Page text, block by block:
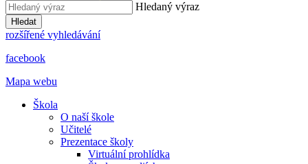
Hledaný výraz
Hledat
rozšířené vyhledávání
facebook
Mapa webu
Škola
O naší škole
Učitelé
Prezentace školy
Virtuální prohlídka